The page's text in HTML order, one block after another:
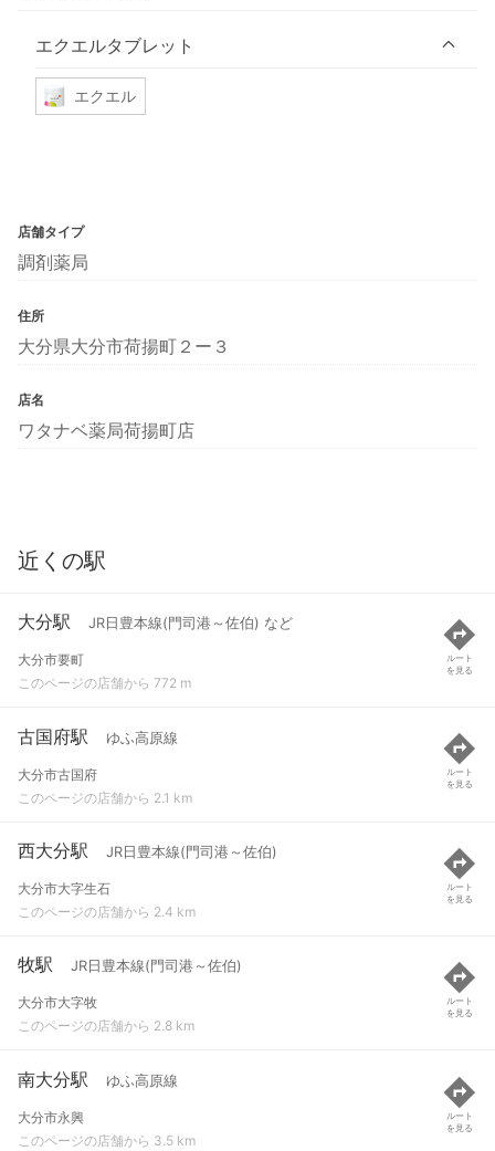
エクエルタブレット
エクエル
店舗タイプ
調剤薬局
住所
大分県大分市荷揚町２ー３
店名
ワタナベ薬局荷揚町店
近くの駅
大分駅 JR日豊本線(門司港～佐伯) など
大分市要町
このページの店舗から 772 m
ルート
を見る
古国府駅 ゆふ高原線
大分市古国府
このページの店舗から 2.1 km
ルート
を見る
西大分駅 JR日豊本線(門司港～佐伯)
大分市大字生石
このページの店舗から 2.4 km
ルート
を見る
牧駅 JR日豊本線(門司港～佐伯)
大分市大字牧
このページの店舗から 2.8 km
ルート
を見る
南大分駅 ゆふ高原線
大分市永興
このページの店舗から 3.5 km
ルート
を見る